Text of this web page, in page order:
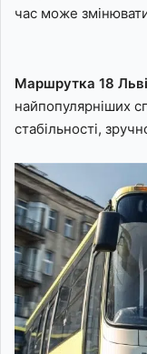
час може
Маршрутка 18
найпопулярніших
стабільності,